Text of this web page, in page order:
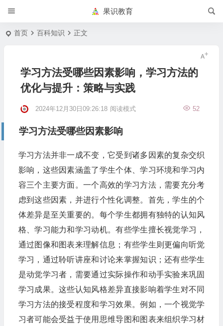
果识教育
首页 百科知识 正文
学习方法受哪些因素影响，学习方法的
优化与提升：策略与实践
2024年12月30日09:26:18 52
阅读模式
学习方法受哪些因素影响
学习方法并非一成不变，它受到诸多因素的复杂交织
影响，这些因素涵盖了学生个体、学习环境和学习内
容三个主要方面。一个高效的学习方法，需要充分考
虑到这些因素，并进行个性化调整。首先，学生的个
体差异是至关重要的。每个学生都拥有独特的认知风
格、学习能力和学习动机。有些学生擅长视觉学习，
通过图像和图表来理解信息；有些学生则更偏向听觉
学习，通过聆听讲座和讨论来掌握知识；还有些学生
是动觉学习者，需要通过实际操作和动手实验来巩固
学习成果。这些认知风格差异直接影响着学生对不同
学习方法的接受程度和学习效果。例如，一个视觉学
习者可能会受益于使用思维导图和图表来组织学习材